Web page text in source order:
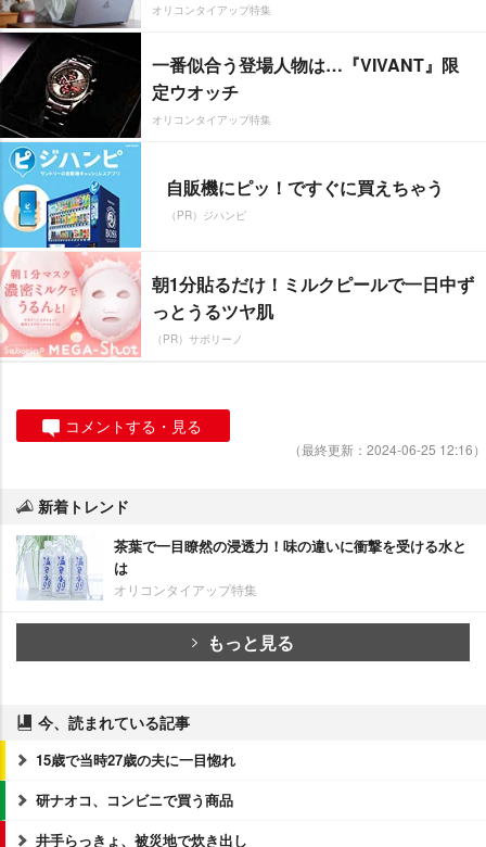
オリコンタイアップ特集
一番似合う登場人物は…『VIVANT』限
定ウオッチ
オリコンタイアップ特集
自販機にピッ！ですぐに買えちゃう
（PR）ジハンピ
朝1分貼るだけ！ミルクピールで一日中ず
っとうるツヤ肌
（PR）サボリーノ
コメントする・見る
（最終更新：2024-06-25 12:16）
新着トレンド
茶葉で一目瞭然の浸透力！味の違いに衝撃を受ける水と
は
オリコンタイアップ特集
もっと見る
今、読まれている記事
15歳で当時27歳の夫に一目惚れ
研ナオコ、コンビニで買う商品
井手らっきょ、被災地で炊き出し